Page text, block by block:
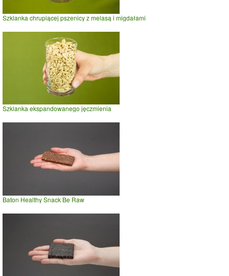
Szklanka chrupiącej pszenicy z melasą i migdałami
Szklanka ekspandowanego jęczmienia
Baton Healthy Snack Be Raw